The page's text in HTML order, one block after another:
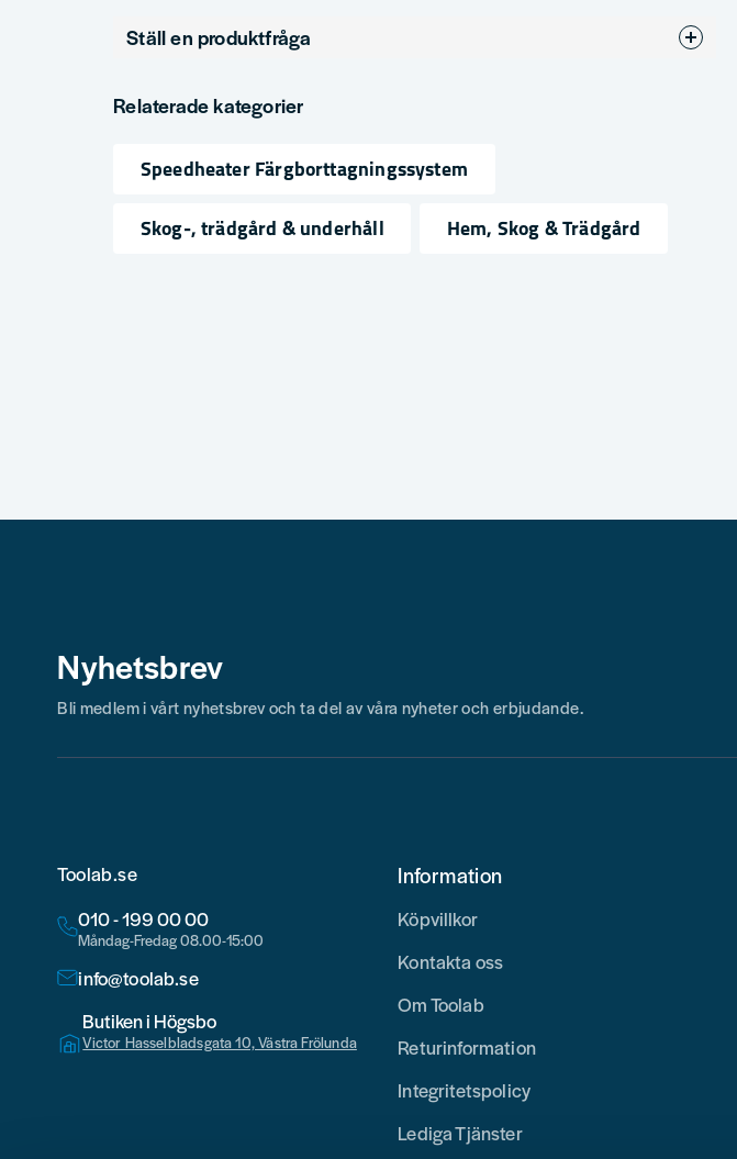
Ställ en produktfråga
Fråga oss något om denna produkten...
Skicka fråga
Relaterade kategorier
Speedheater Färgborttagningssystem
Skog-, trädgård & underhåll
Hem, Skog & Trädgård
Nyhetsbrev
Bli medlem i vårt nyhetsbrev och ta del av våra nyheter och erbjudande.
Toolab.se
010 - 199 00 00
Måndag-Fredag 08.00-15:00
info@toolab.se
Butiken i Högsbo
Victor Hasselbladsgata 10, Västra Frölunda
Information
Köpvillkor
Kontakta oss
Om Toolab
Returinformation
Integritetspolicy
Lediga Tjänster